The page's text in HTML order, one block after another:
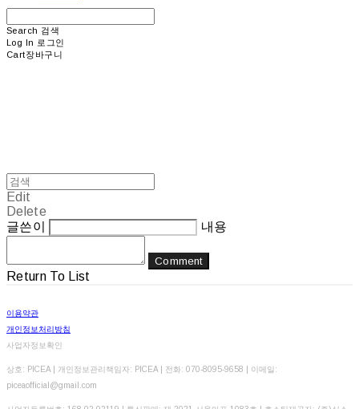
Search 검색
Log In 로그인
Cart장바구니
Edit
Delete
글쓴이
내용
Comment
Return To List
이용약관
개인정보처리방침
사업자정보확인
상호: PICEA | 개인정보관리책임자: PICEA | 전화: 070-8095-9658 | 이메일:
piceaofficial@gmail.com